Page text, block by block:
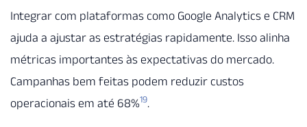
Integrar com plataformas como Google Analytics e CRM
ajuda a ajustar as estratégias rapidamente. Isso alinha
métricas importantes às expectativas do mercado.
Campanhas bem feitas podem reduzir custos
operacionais em até 68%19.